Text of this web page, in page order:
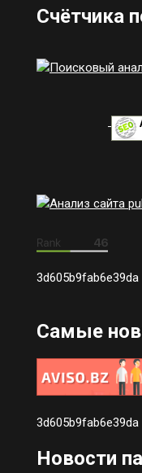
Счётчика
3d605b9fab6e39da
Самые
3d605b9fab6e39da
Новости